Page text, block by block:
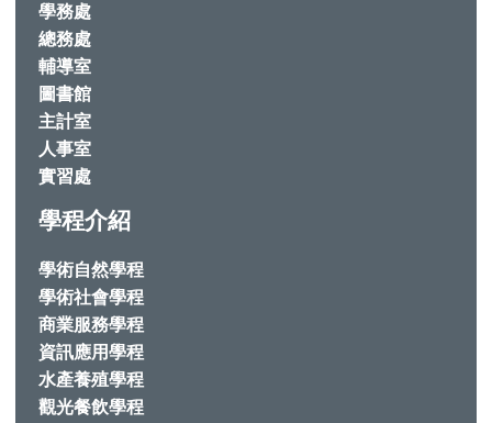
學務處
總務處
輔導室
圖書館
主計室
人事室
實習處
學程介紹
學術自然學程
學術社會學程
商業服務學程
資訊應用學程
水產養殖學程
觀光餐飲學程